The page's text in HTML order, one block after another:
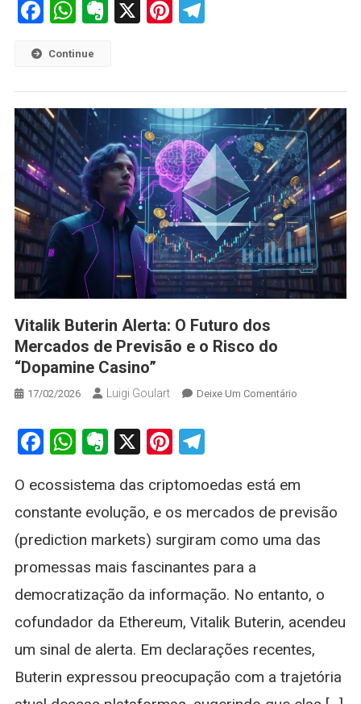
Facebook
WhatsApp
Evernote
X Pinterest
Telegram
Continue
Vitalik Buterin Alerta: O Futuro dos
Mercados de Previsão e o Risco do
“Dopamine Casino”
17/02/2026 Luigi Goulart Deixe Um ComentárioOn
Futuro
De
O
“Dopamine
Casino”
Facebook
WhatsApp
Evernote
X Pinterest
Telegram
O ecossistema das criptomoedas está em
constante evolução, e os mercados de previsão
(prediction markets) surgiram como uma das
promessas mais fascinantes para a
democratização da informação. No entanto, o
cofundador da Ethereum, Vitalik Buterin, acendeu
um sinal de alerta. Em declarações recentes,
Buterin expressou preocupação com a trajetória